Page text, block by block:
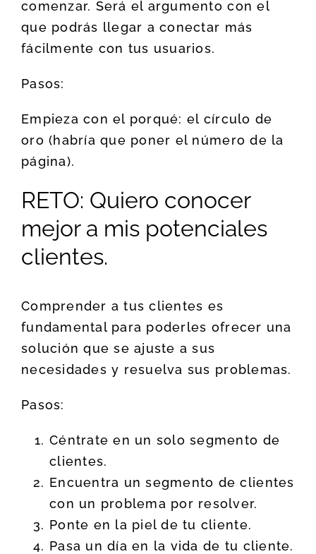
comenzar. Será el argumento con el
que podrás llegar a conectar más
fácilmente con tus usuarios.
Pasos:
Empieza con el porqué: el círculo de
oro (habría que poner el número de la
página).
RETO: Quiero conocer
mejor a mis potenciales
clientes.
Comprender a tus clientes es
fundamental para poderles ofrecer una
solución que se ajuste a sus
necesidades y resuelva sus problemas.
Pasos:
Céntrate en un solo segmento de
clientes.
Encuentra un segmento de clientes
con un problema por resolver.
Ponte en la piel de tu cliente.
Pasa un día en la vida de tu cliente.